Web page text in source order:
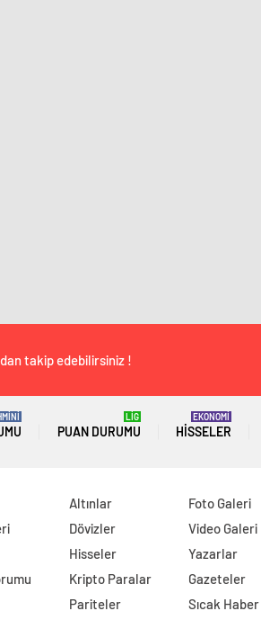
takip edebilirsiniz !
PUAN DURUMU
LİG
HISSELER
EKONOMİ
Altınlar
Dövizler
Hisseler
Kripto Paralar
Pariteler
Foto Galeri
Video Galeri
Yazarlar
Gazeteler
Sıcak Haber